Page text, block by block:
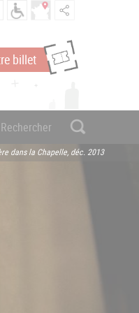
billet
dans la Chapelle, déc. 2013